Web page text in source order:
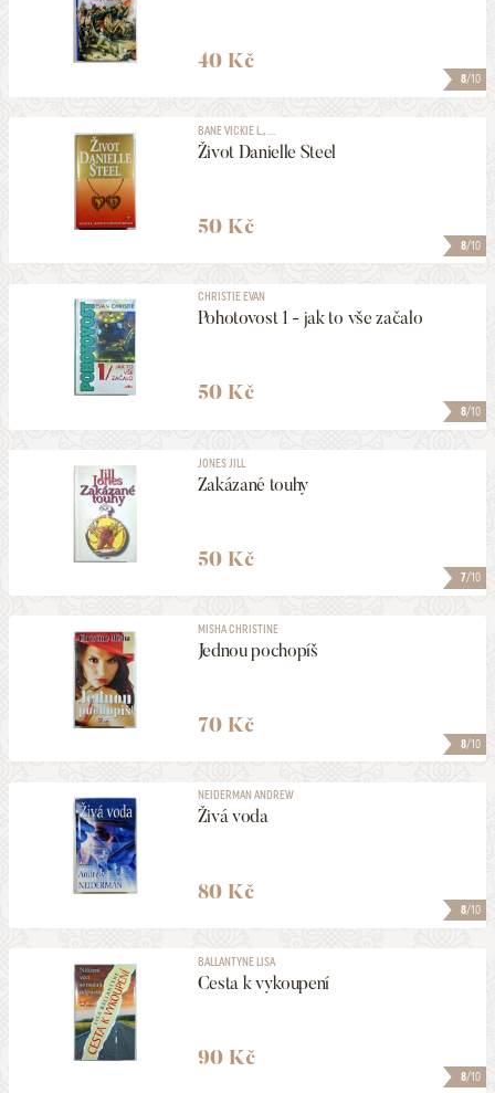
8/10
40 Kč
8/10
BANE VICKIE L., ...
Život Danielle Steel
50 Kč
8/10
CHRISTIE EVAN
Pohotovost 1 - jak to vše začalo
50 Kč
7/10
JONES JILL
Zakázané touhy
50 Kč
8/10
MISHA CHRISTINE
Jednou pochopíš
70 Kč
8/10
NEIDERMAN ANDREW
Živá voda
80 Kč
8/10
BALLANTYNE LISA
Cesta k vykoupení
90 Kč